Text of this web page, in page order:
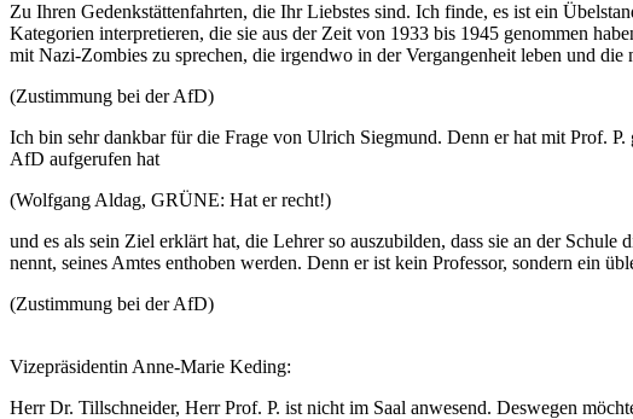
Zu Ihren Gedenkstättenfahrten, die Ihr Liebstes sind. Ich finde, es ist ein
Kategorien interpretieren, die sie aus der Zeit von 1933 bis 1945 genommen
mit Nazi-Zombies zu sprechen, die irgendwo in der Vergangenheit leben und
(Zustimmung bei der AfD)
Ich bin sehr dankbar für die Frage von Ulrich Siegmund. Denn er hat mit Prof.
AfD aufgerufen hat
(Wolfgang Aldag, GRÜNE: Hat er recht!)
und es als sein Ziel erklärt hat, die Lehrer so auszubilden, dass sie an der
nennt, seines Amtes enthoben werden. Denn er ist kein Professor, sondern ein
(Zustimmung bei der AfD)
Vizepräsidentin Anne-Marie Keding:
Herr Dr. Tillschneider, Herr Prof. P. ist nicht im Saal anwesend. Deswegen